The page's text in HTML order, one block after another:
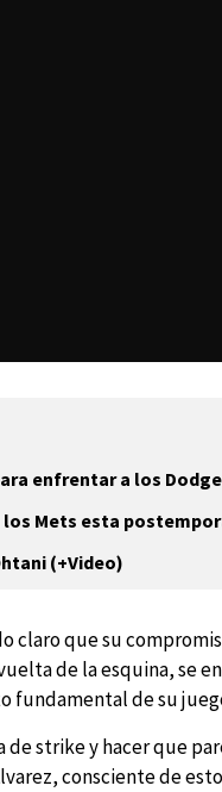
enfrentar a los
los Mets esta
(+Video)
claro que su
de la esquina, se
fundamental de su
strike y hacer que
consciente de